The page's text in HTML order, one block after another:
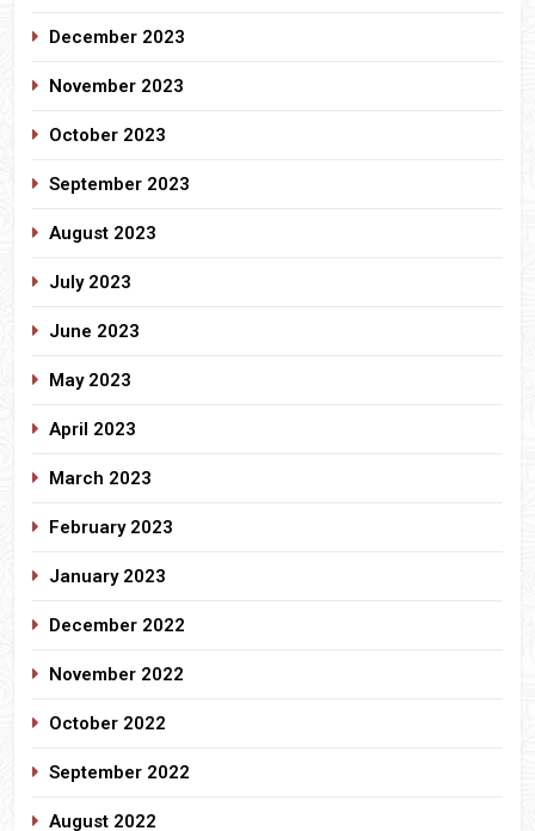
December 2023
November 2023
October 2023
September 2023
August 2023
July 2023
June 2023
May 2023
April 2023
March 2023
February 2023
January 2023
December 2022
November 2022
October 2022
September 2022
August 2022